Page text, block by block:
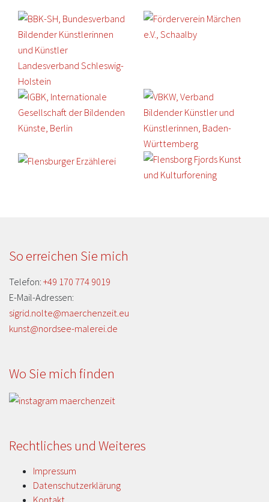
So erreichen Sie mich
Telefon: +49 170 774 9019
E-Mail-Adressen:
sigrid.nolte@maerchenzeit.eu
kunst@nordsee-malerei.de
Wo Sie mich finden
Rechtliches und Weiteres
Impressum
Datenschutzerklärung